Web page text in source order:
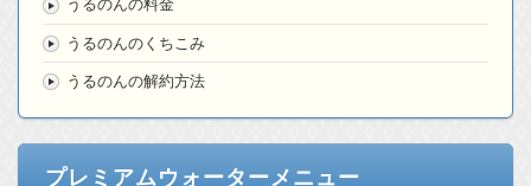
うるのんの料金
うるのんのくちこみ
うるのんの解約方法
プレミアムウォーターメニュー